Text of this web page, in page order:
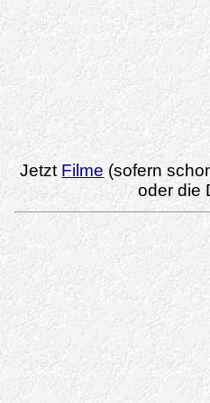
Jetzt Filme (sofern
oder die